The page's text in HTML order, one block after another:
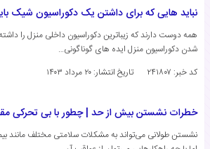
نباید هایی که برای داشتن یک دکوراسیون شیک
همه دوست دارند که زیباترین دکوراسیون داخلی منزل را
شدن دکوراسیون منزل ایده های گوناگونی…
کد خبر: ۲۴۱۸۰۷
تاریخ انتشار: ۲۰ مرداد ۱۴۰۳
خطرات نشستن بیش از حد | چطور با بی تحرکی
نشستن طولانی می‌تواند به مشکلات سلامتی مختلف مانند